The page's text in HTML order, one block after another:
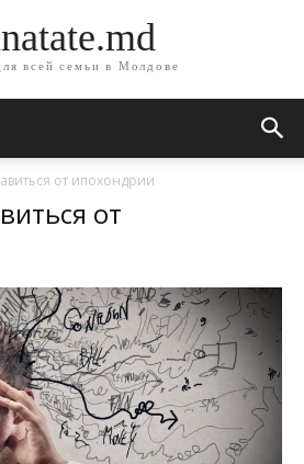
всей семьи в Молдове
от ипохондрии
от